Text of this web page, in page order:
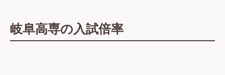
岐阜高専の入試倍率